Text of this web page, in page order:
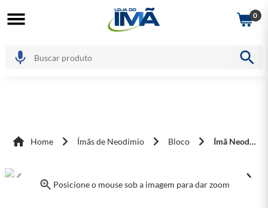
0
Home Ímãs de Neodímio Bloco Ímã Neodímio 20x4x2 mm N35 Dourado
Posicione o mouse sob a imagem para dar zoom